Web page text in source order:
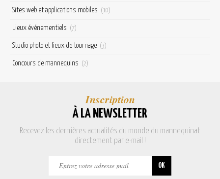
Sites web et applications mobiles (10)
Lieux événementiels (7)
Studio photo et lieux de tournage (3)
Concours de mannequins (2)
Inscription
À LA NEWSLETTER
Recevez les dernières actualités du monde du mannequinat
directement par e-mail !